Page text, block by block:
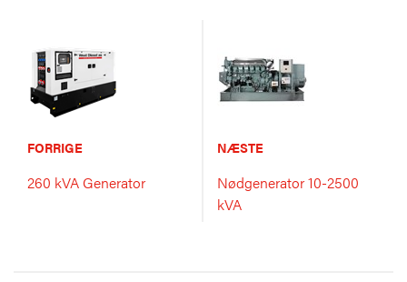
FORRIGE
260 kVA Generator
NÆSTE
Nødgenerator 10-2500
kVA